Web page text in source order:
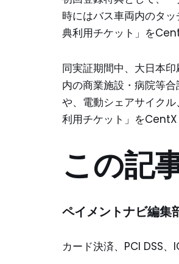
時にはバス車両内のタ
典利用チケット」を
同実証期間中、大日本
内の商業施設・病院等
や、電動シェアサイク
利用チケット」をCentX
この記
ペイメントナビ編集
カード決済、PCI DSS